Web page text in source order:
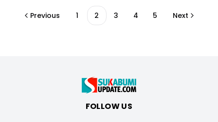
Previous 1 2 3 4 5 Next
FOLLOW US